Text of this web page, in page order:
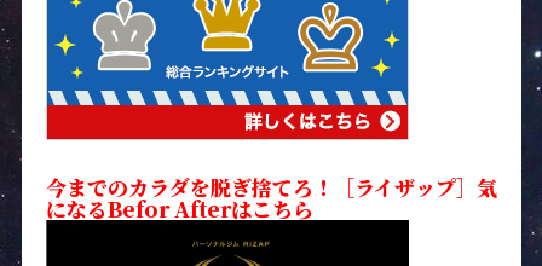
今までのカラダを脱ぎ捨てろ！［ライザップ］気
になるBefor Afterはこちら